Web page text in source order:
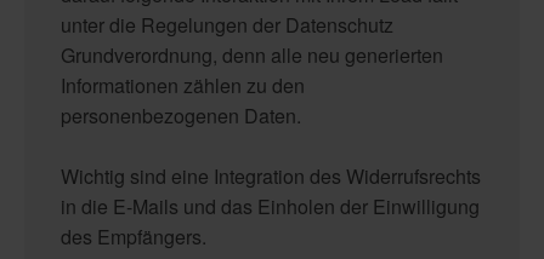
unter die Regelungen der Datenschutz
Grundverordnung, denn alle neu generierten
Informationen zählen zu den
personenbezogenen Daten.
Wichtig sind eine Integration des Widerrufsrechts
in die E-Mails und das Einholen der Einwilligung
des Empfängers.